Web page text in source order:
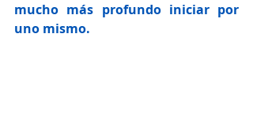
mucho más profundo iniciar por
uno mismo.